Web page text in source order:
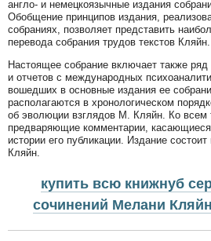
англо- и немецкоязычные издания
Обобщение принципов издания,
собраниях, позволяет представить
перевода собрания трудов текстов Кляйн.
Настоящее собрание включает также ряд
и отчетов с международных
вошедших в основные издания ее
располагаются в хронологическом
об эволюции взглядов М. Кляйн. Ко всем
предваряющие комментарии,
истории его публикации. Издание
Кляйн.
купить всю книжнуб
сочинений Мелани